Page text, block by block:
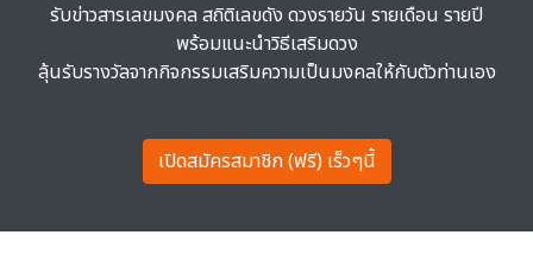
รับข่าวสารเลขมงคล สถิติเลขดัง ดวงรายวัน รายเดือน รายปี
พร้อมแนะนำวิธีเสริมดวง
ลุ้นรับรางวัลจากกิจกรรมเสริมความเป็นมงคลให้กับตัวท่านเอง
เปิดสมัครสมาชิก (ฟรี) เร็วๆนี้